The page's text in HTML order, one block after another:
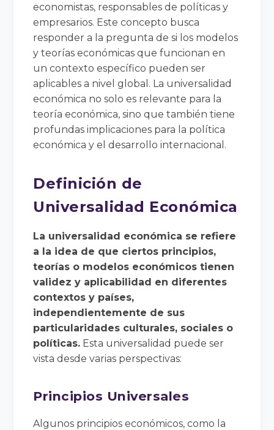
economistas, responsables de políticas y
empresarios. Este concepto busca
responder a la pregunta de si los modelos
y teorías económicas que funcionan en
un contexto específico pueden ser
aplicables a nivel global. La universalidad
económica no solo es relevante para la
teoría económica, sino que también tiene
profundas implicaciones para la política
económica y el desarrollo internacional.
Definición de
Universalidad Económica
La universalidad económica se refiere
a la idea de que ciertos principios,
teorías o modelos económicos tienen
validez y aplicabilidad en diferentes
contextos y países,
independientemente de sus
particularidades culturales, sociales o
políticas. Esta universalidad puede ser
vista desde varias perspectivas:
Principios Universales
Algunos principios económicos, como la